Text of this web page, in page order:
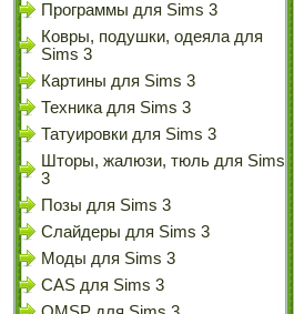
Программы для Sims 3
Ковры, подушки, одеяла для
Sims 3
Картины для Sims 3
Техника для Sims 3
Татуировки для Sims 3
Шторы, жалюзи, тюль для Sims
3
Позы для Sims 3
Слайдеры для Sims 3
Моды для Sims 3
CAS для Sims 3